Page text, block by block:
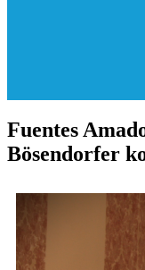
Fuentes
Bösendorfer